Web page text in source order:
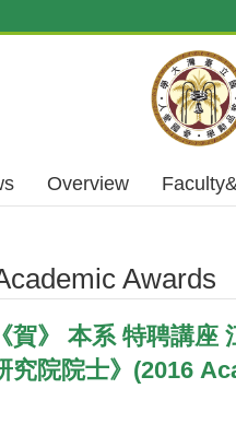
Overview
Awards
《賀》 本系 特聘講
究院院士》(2016